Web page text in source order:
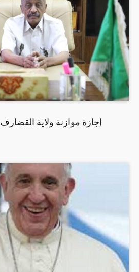
إجازة موازنة ولاية القضارف 2022 بقيمة (36) مليار